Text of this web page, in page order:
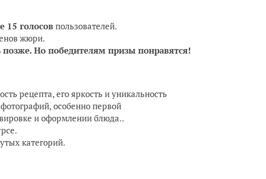
15 голосов пользователей.
жюри.
позже. Но победителям призы понравятся!
рецепта, его яркость и уникальность
особенно первой
и оформлении блюда..
категорий.